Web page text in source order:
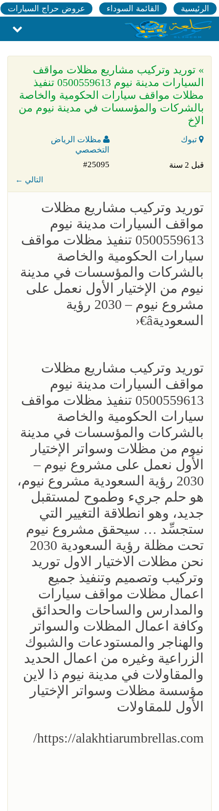
الرئيسية القائمة السوداء عروض حراج السيارات
» توريد وتركيب مشاريع مظلات مواقف
السيارات مدينة نيوم 0500559613 تنفيذ
مظلات مواقف سيارات الحكومية والخاصة
بالشركات والمؤسسات في مدينة نيوم من
الإخ
تبوك
مظلات الرياض
التخصصي
قبل 2 سنة
#25095
← التالي
توريد وتركيب مشاريع مظلات
مواقف السيارات مدينة نيوم
0500559613 تنفيذ مظلات مواقف
سيارات الحكومية والخاصة
بالشركات والمؤسسات في مدينة
نيوم من الإختيار الأول نعمل على
مشروع نيوم – 2030 رؤية
السعوديةâ€‹
توريد وتركيب مشاريع مظلات
مواقف السيارات مدينة نيوم
0500559613 تنفيذ مظلات مواقف
سيارات الحكومية والخاصة
بالشركات والمؤسسات في مدينة
نيوم من مظلات وسواتر الإختيار
الأول نعمل على مشروع نيوم –
2030 رؤية السعودية مشروع نيوم،
هو حلم جريء وطموح لمستقبل
جديد، وهو انطلاقة التغيير التي
ستجسِّد … سيحقق مشروع نيوم
تحت مظلة رؤية السعودية 2030
نحن مظلات الاختيار الاول توريد
وتركيب وتصميم وتنفيذ جميع
اعمال مظلات مواقف سيارات
والمدارس والساحات والحدائق
وكافة اعمال المظلات والسواتر
والهناجر والمستودعات والشبوك
الزراعية وغيره من اعمال الحديد
والمقاولات في مدينة نيوم ذا لاين
مؤسسة مظلات وسواتر الإختيار
الأول للمقاولات
https://alakhtiarumbrellas.com/